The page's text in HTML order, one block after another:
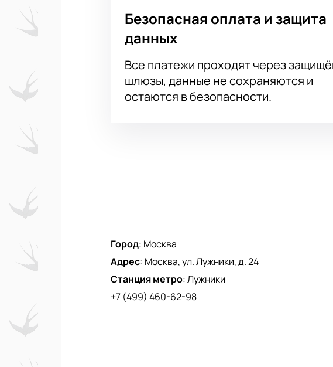
Безопасная оплата и защита
данных
Все платежи проходят через
шлюзы, данные не сохраняются и
остаются в безопасности.
Город: Москва
Адрес: Москва, ул. Лужники, д. 24
Станция метро:Лужники
+7 (499) 460-62-98